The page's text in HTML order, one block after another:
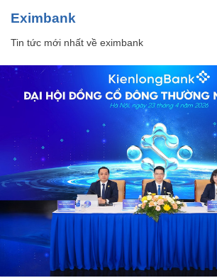
eximbank
Tin tức mới nhất về eximbank